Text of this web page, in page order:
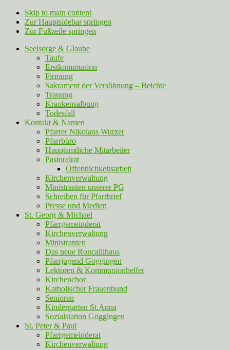
Skip to main content
Zur Hauptsidebar springen
Zur Fußzeile springen
Seelsorge & Glaube
Taufe
Erstkommunion
Firmung
Sakrament der Versöhnung – Beichte
Trauung
Krankensalbung
Todesfall
Kontakt & Namen
Pfarrer Nikolaus Wurzer
Pfarrbüro
Hauptamtliche Mitarbeiter
Pastoralrat
Öffentlichkeitsarbeit
Kirchenverwaltung
Ministranten unserer PG
Schreiben für Pfarrbrief
Presse und Medien
St. Georg & Michael
Pfarrgemeinderat
Kirchenverwaltung
Ministranten
Das neue Roncallihaus
Pfarrjugend Göggingen
Lektoren & Kommunionhelfer
Kirchenchor
Katholischer Frauenbund
Senioren
Kindergarten St.Anna
Sozialstation Göggingen
St. Peter & Paul
Pfarrgemeinderat
Kirchenverwaltung